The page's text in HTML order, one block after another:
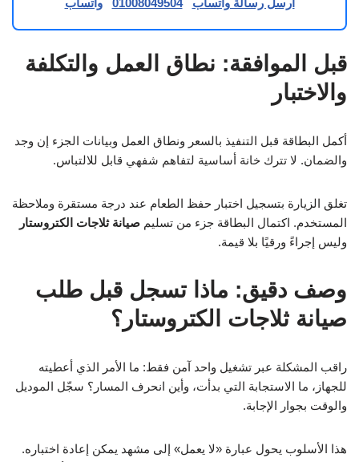
قبل الموافقة: نطاق العمل والتكلفة
والاختبار
أكمل البطاقة قبل التنفيذ بالسعر ونطاق العمل وبيانات الجزء إن وجد
والضمان. لا تترك خانة أساسية لتفاهم شفهي قابل للالتباس.
تغلق الزيارة بتسجيل اختبار حفظ الطعام عند درجة مستقرة وملاحظة
المستخدم. اكتمال البطاقة جزء من تسليم صيانة ثلاجات الكتروستار
وليس إجراءً ورقيًا بلا قيمة.
وصف دقيق: ماذا تسجل قبل طلب
صيانة ثلاجات الكتروستار؟
راقب المشكلة عبر تشغيل واحد آمن فقط: ما الأمر الذي أعطيته
للجهاز، ما الاستجابة التي بدأت، وأين انحرف المسار؟ سجّل الموديل
والوقت بجوار الإجابة.
هذا الأسلوب يحول عبارة «لا يعمل» إلى مشهد يمكن إعادة اختباره.